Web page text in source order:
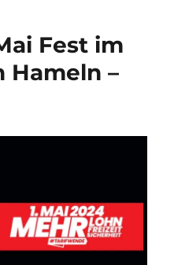
Fest im
Hameln –